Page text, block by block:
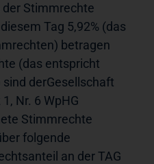
der Stimmrechte
Tag 5,92% (das
betragen
(das entspricht
derGesellschaft
Nr. 6 WpHG
Stimmrechte
folgende
an der TAG